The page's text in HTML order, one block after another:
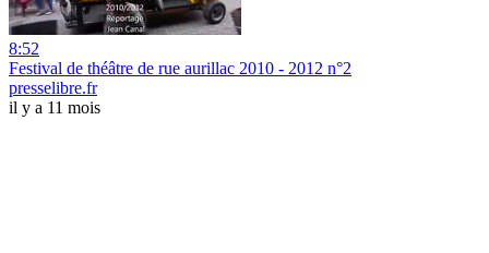
8:52
Festival de théâtre de rue aurillac 2010 - 2012 n°2
presselibre.fr
il y a 11 mois